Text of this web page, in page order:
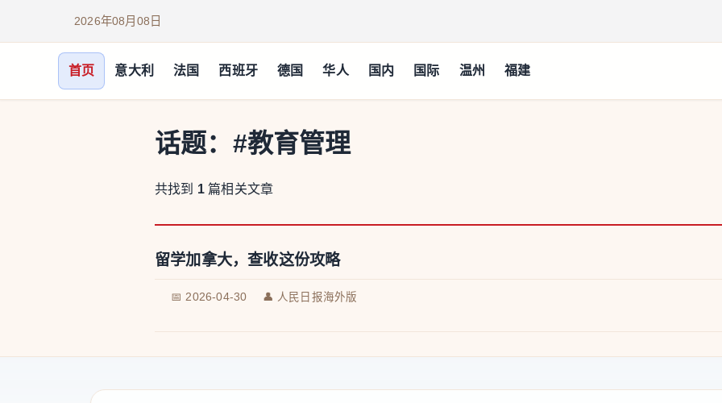
2026年08月08日
首页 意大利 法国 西班牙 德国 华人 国内 国际 温州 福建
话题： #教育管理
共找到 1 篇相关文章
留学加拿大，查收这份攻略
📅 2026-04-30 👤 人民日报海外版